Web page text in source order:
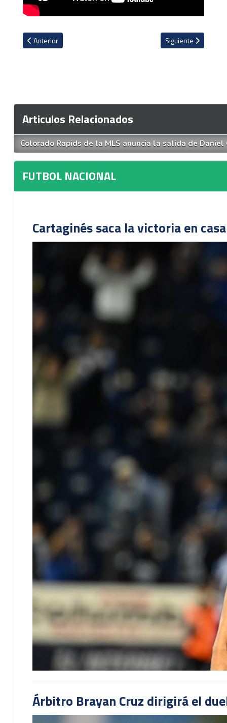
Artículo anterior: El nuevo extranjero de Saprissa que se alista
Anterior Artículo siguiente:
Siguiente
Articulos Relacionados
Colorado Rapids de la MLS anuncia la salida de Daniel
FUTBOL NACIONAL
Cartaginés saca la victoria en
Árbitro Brayan Cruz dirigirá el